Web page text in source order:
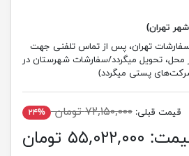
تهران)
7 روز (سفارشات تهران، پس از تماس تلفنی جهت
محل، تحویل میگردد/سفارشات شهرستان در
پستی میگردد)
قیمت قبلی: ۷۲,۱۵۰,۰۰۰ تومان ۲۴%
۵۵,۰۲۲,۰۰۰ تومان